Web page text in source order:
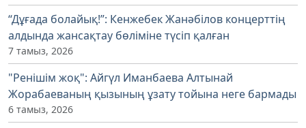
“Дұғада болайық!”: Кенжебек Жанәбілов концерттің
алдында жансақтау бөліміне түсіп қалған
7 тамыз, 2026
"Ренішім жоқ": Айгүл Иманбаева Алтынай
Жорабаеваның қызының ұзату тойына неге бармады
6 тамыз, 2026